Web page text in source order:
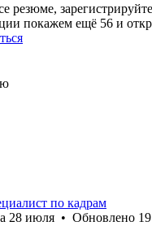
резюме,
покажем ещё 56 и
по кадрам
28 июля • Обновлено